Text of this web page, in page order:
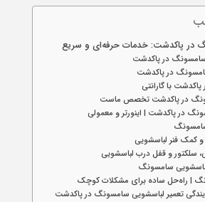
در پاکدشت: خدمات حرفه‌ای و سریع
سامسونگ در پاکدشت
در پاکدشت
با گارانتی
در پاکدشت تخصص ماست
در پاکدشت | اینورتر و معمولی
کمک فنر لباسشویی
سلکتور و قفل درب لباسشویی
سامسونگ
| راه‌حل ساده برای مشکلات کوچک
تعمیر لباسشویی سامسونگ در پاکدشت